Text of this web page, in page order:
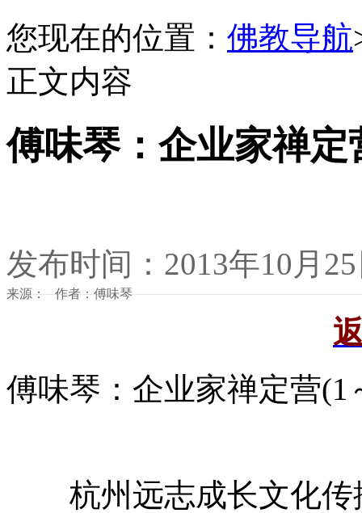
您现在的位置： 佛教导航
正文内容
傅味琴：企业家禅定
发布时间：2013年10月
来源： 作者：傅味琴
傅味琴：企业家禅定营(1
杭州远志成长文化传